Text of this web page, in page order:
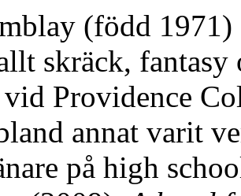
(född
skräck, fantasy
Providence
annat varit
på high